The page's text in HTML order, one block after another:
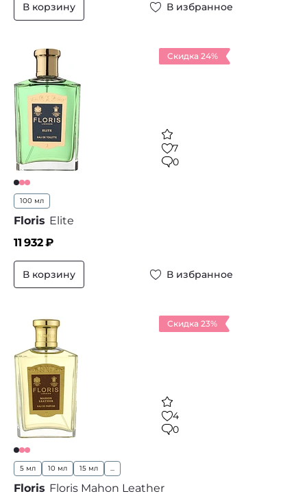
В корзину В избранное
Скидка 24%
7
0
100 мл
Floris Elite
11 932₽
В корзину В избранное
Скидка 23%
4
0
5 мл 10 мл 15 мл ...
Floris Floris Mahon Leather